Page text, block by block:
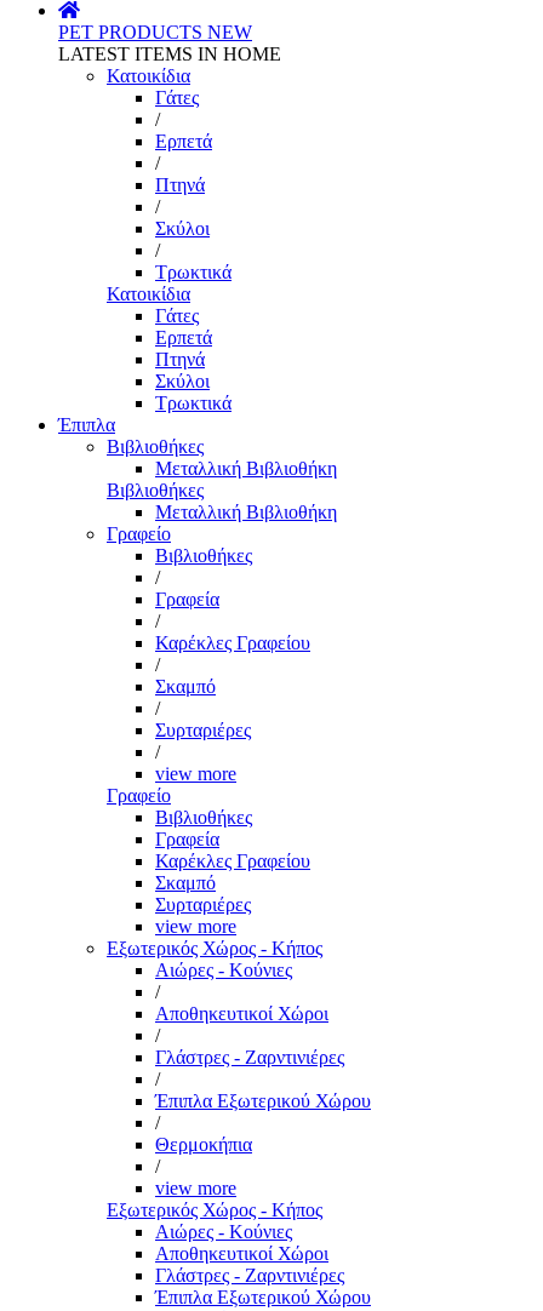
PET PRODUCTS NEW
LATEST ITEMS IN HOME
Κατοικίδια
Γάτες
/
Ερπετά
/
Πτηνά
/
Σκύλοι
/
Τρωκτικά
Κατοικίδια
Γάτες
Ερπετά
Πτηνά
Σκύλοι
Τρωκτικά
Έπιπλα
Βιβλιοθήκες
Μεταλλική Βιβλιοθήκη
Βιβλιοθήκες
Μεταλλική Βιβλιοθήκη
Γραφείο
Βιβλιοθήκες
/
Γραφεία
/
Καρέκλες Γραφείου
/
Σκαμπό
/
Συρταριέρες
/
view more
Γραφείο
Βιβλιοθήκες
Γραφεία
Καρέκλες Γραφείου
Σκαμπό
Συρταριέρες
view more
Εξωτερικός Χώρος - Κήπος
Αιώρες - Κούνιες
/
Αποθηκευτικοί Χώροι
/
Γλάστρες - Ζαρντινιέρες
/
Έπιπλα Εξωτερικού Χώρου
/
Θερμοκήπια
/
view more
Εξωτερικός Χώρος - Κήπος
Αιώρες - Κούνιες
Αποθηκευτικοί Χώροι
Γλάστρες - Ζαρντινιέρες
Έπιπλα Εξωτερικού Χώρου